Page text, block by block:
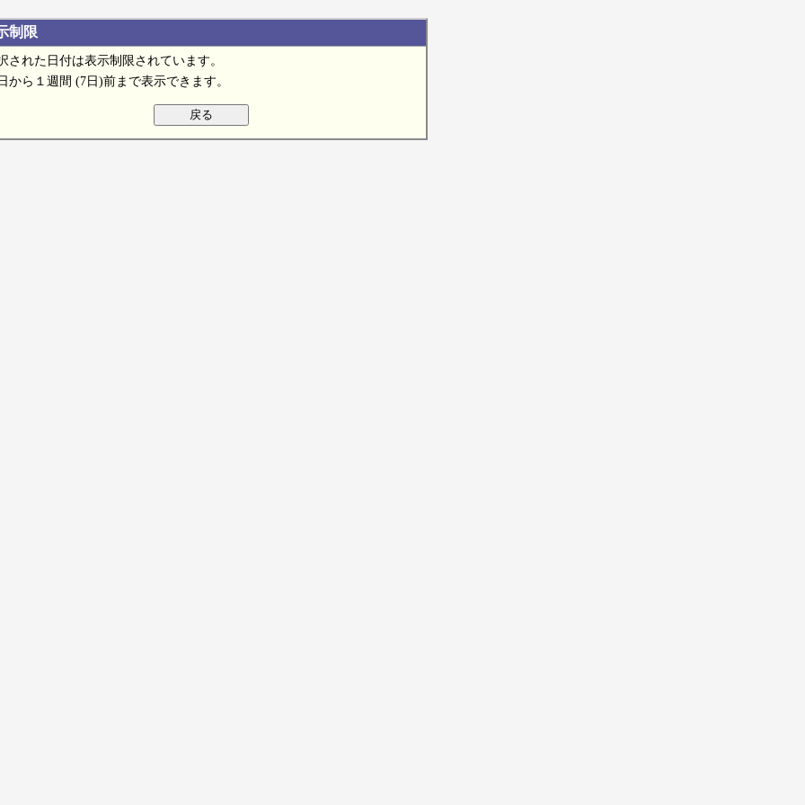
制限
された日付は表示制限されています。
から１週間 (7日)前まで表示できます。